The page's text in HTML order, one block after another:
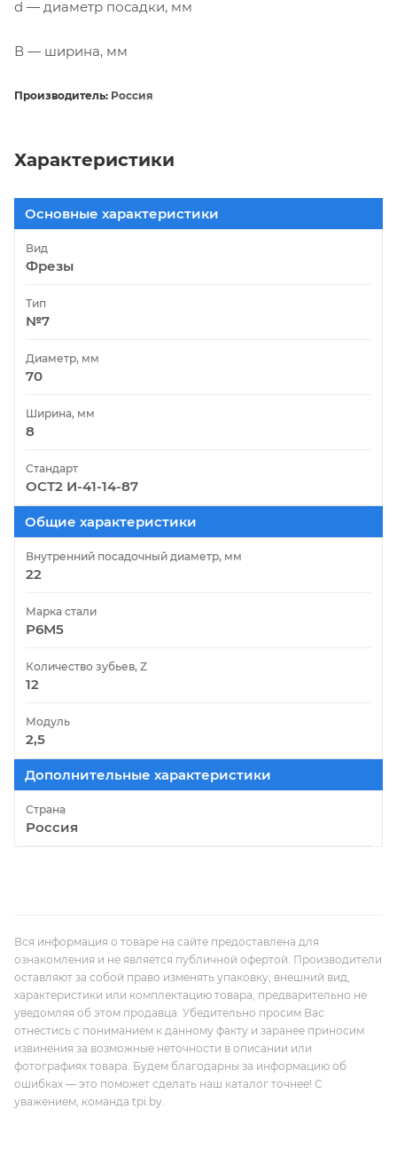
d — диаметр посадки, мм
В — ширина, мм
Производитель: Россия
Характеристики
Основные характеристики
Вид
Фрезы
Тип
№7
Диаметр, мм
70
Ширина, мм
8
Стандарт
ОСТ2 И-41-14-87
Общие характеристики
Внутренний посадочный диаметр, мм
22
Марка стали
Р6М5
Количество зубьев, Z
12
Модуль
2,5
Дополнительные характеристики
Страна
Россия
Вся информация о товаре на сайте предоставлена для
ознакомления и не является публичной офертой. Производители
оставляют за собой право изменять упаковку, внешний вид,
характеристики или комплектацию товара, предварительно не
уведомляя об этом продавца. Убедительно просим Вас
отнестись с пониманием к данному факту и заранее приносим
извинения за возможные неточности в описании или
фотографиях товара. Будем благодарны за информацию об
ошибках — это поможет сделать наш каталог точнее! С
уважением, команда tpi.by.